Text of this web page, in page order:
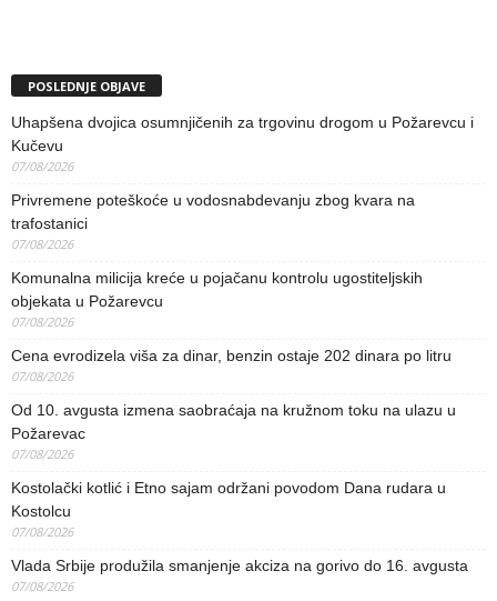
POSLEDNJE OBJAVE
Uhapšena dvojica osumnjičenih za trgovinu drogom u Požarevcu i
Kučevu
07/08/2026
Privremene poteškoće u vodosnabdevanju zbog kvara na
trafostanici
07/08/2026
Komunalna milicija kreće u pojačanu kontrolu ugostiteljskih
objekata u Požarevcu
07/08/2026
Cena evrodizela viša za dinar, benzin ostaje 202 dinara po litru
07/08/2026
Od 10. avgusta izmena saobraćaja na kružnom toku na ulazu u
Požarevac
07/08/2026
Kostolački kotlić i Etno sajam održani povodom Dana rudara u
Kostolcu
07/08/2026
Vlada Srbije produžila smanjenje akciza na gorivo do 16. avgusta
07/08/2026